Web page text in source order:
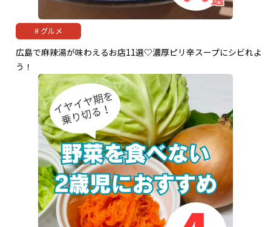
グルメ
広島で麻辣湯が味わえるお店11選♡濃厚ピリ辛スープにシビれよ
う！